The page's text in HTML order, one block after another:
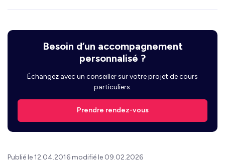
Besoin d’un accompagnement
personnalisé ?
Échangez avec un conseiller sur votre projet de cours
particuliers.
Prendre rendez-vous
Publié le 12.04.2016 modifié le 09.02.2026